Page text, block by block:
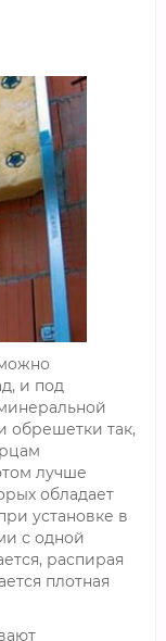
и под
обрешетки так,
лучше
обладает
установке в
с одной
распирая
плотная